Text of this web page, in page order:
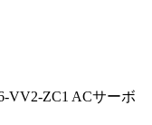
VV2-ZC1 ACサーボ